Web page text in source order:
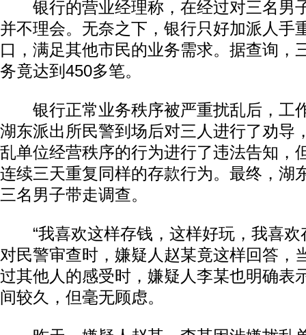
银行的营业经理称，在经过对三名男
并不理会。无奈之下，银行只好加派人手
口，满足其他市民的业务需求。据查询，
务竟达到450多笔。
银行正常业务秩序被严重扰乱后，工
湖东派出所民警到场后对三人进行了劝导
乱单位经营秩序的行为进行了违法告知，
连续三天重复同样的存款行为。最终，湖
三名男子带走调查。
“我喜欢这样存钱，这样好玩，我喜欢
对民警审查时，嫌疑人赵某竟这样回答，
过其他人的感受时，嫌疑人李某也明确表
间较久，但毫无顾虑。